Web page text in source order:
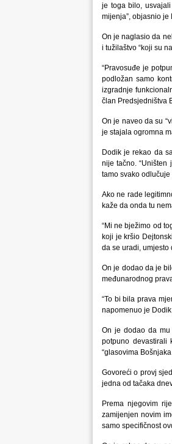
je toga bilo,
mijenja”, objasnio je
On je naglasio da
i tužilaštvo “koji su
“Pravosuđe je
podložan samo
izgradnje
član Predsjedništva
On je naveo da su
je stajala ogromna
Dodik je rekao da
nije tačno.
tamo svako
Ako ne rade
kaže da onda tu
“Mi ne bježimo od
koji je kršio
da se uradi, umjesto
On je dodao da je
međunarodnog
“To bi bila prava
napomenuo je
On je dodao da mu
potpuno
“glasovima
Govoreći o provj
jedna od tačaka
Prema njegovim
zamijenjen novim
samo specifičnost